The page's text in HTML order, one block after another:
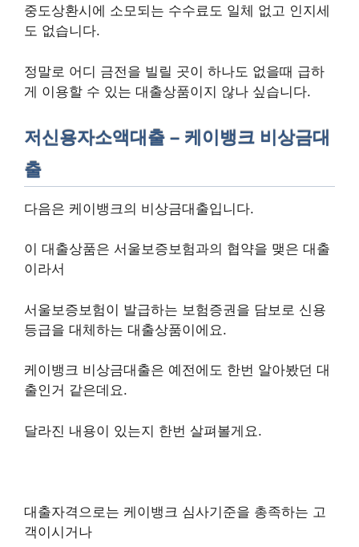
중도상환시에 소모되는 수수료도 일체 없고 인지세
도 없습니다.
정말로 어디 금전을 빌릴 곳이 하나도 없을때 급하
게 이용할 수 있는 대출상품이지 않나 싶습니다.
저신용자소액대출 – 케이뱅크 비상금대
출
다음은 케이뱅크의 비상금대출입니다.
이 대출상품은 서울보증보험과의 협약을 맺은 대출
이라서
서울보증보험이 발급하는 보험증권을 담보로 신용
등급을 대체하는 대출상품이에요.
케이뱅크 비상금대출은 예전에도 한번 알아봤던 대
출인거 같은데요.
달라진 내용이 있는지 한번 살펴볼게요.
대출자격으로는 케이뱅크 심사기준을 총족하는 고
객이시거나